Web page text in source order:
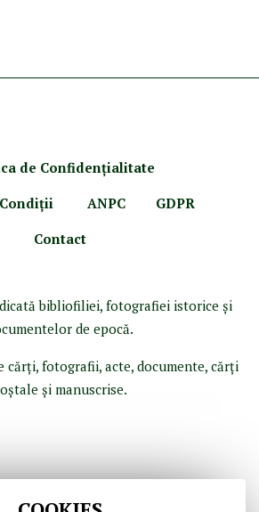
de Confidenţialitate
ANPC
GDPR
Contact
bibliofiliei, fotografiei istorice şi
de epocă.
cărţi, fotografii, acte, documente, cărţi
şi manuscrise.